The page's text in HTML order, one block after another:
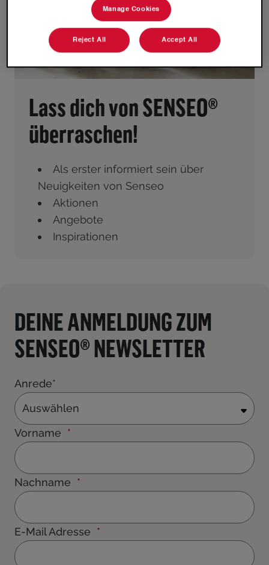
Lass dich von SENSEO®
überraschen!
Als erster informiert sein über
Neuigkeiten von Senseo
Aktionen
Angebote
Inspirationen
DEINE ANMELDUNG ZUM
SENSEO® NEWSLETTER
Anrede*
Auswählen
Vorname
Nachname
E-Mail Adresse
Manage Cookies
Reject All Accept All